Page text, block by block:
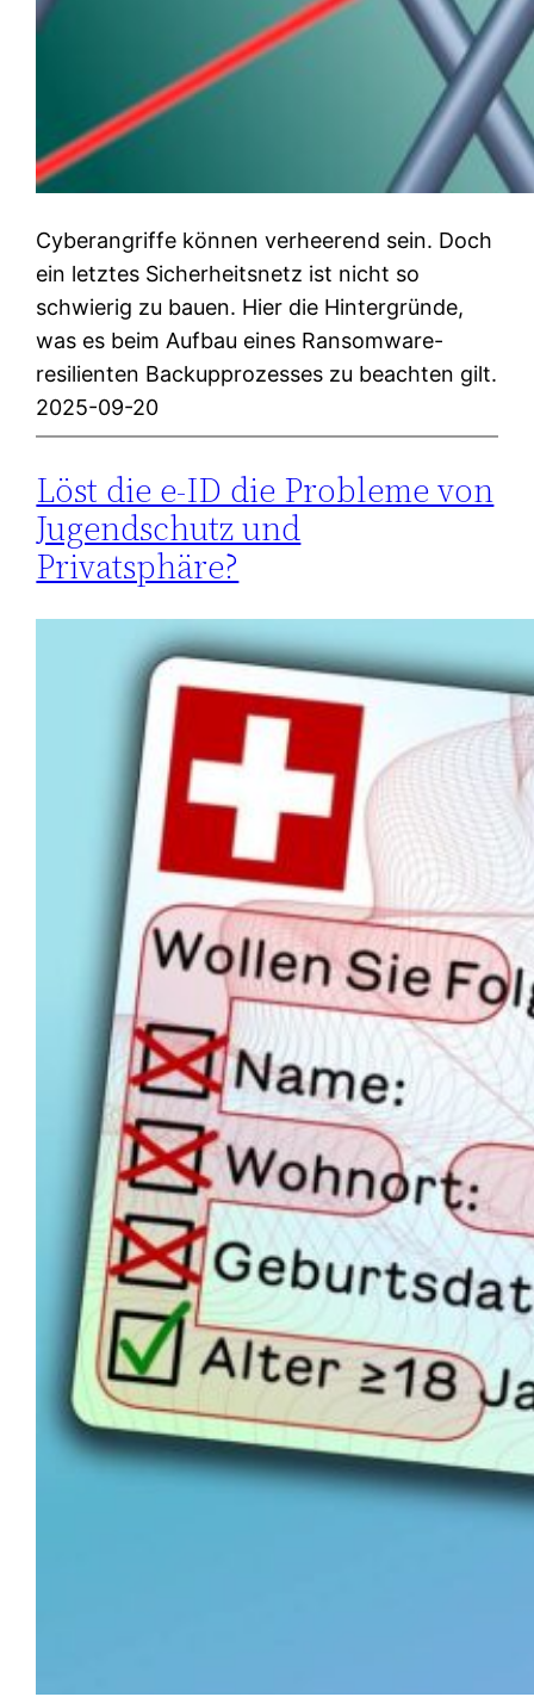
Cyberangriffe können verheerend sein. Doch
ein letztes Sicherheitsnetz ist nicht so
schwierig zu bauen. Hier die Hintergründe,
was es beim Aufbau eines Ransomware-
resilienten Backupprozesses zu beachten gilt.
2025-09-20
Löst die e-ID die Probleme von
Jugendschutz und
Privatsphäre?